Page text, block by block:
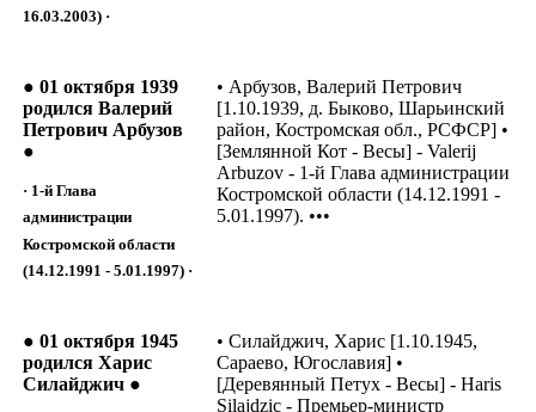
16.03.2003) ·
● 01 октября 1939
родился Валерий
Петрович Арбузов
●
· 1-й Глава
администрации
Костромской области
(14.12.1991 - 5.01.1997) ·
• Арбузов, Валерий Петрович
[1.10.1939, д. Быково, Шарьинский
район, Костромская обл., РСФСР] •
[Землянной Кот - Весы] - Valerij
Arbuzov - 1-й Глава администрации
Костромской области (14.12.1991 -
5.01.1997). •••
● 01 октября 1945
родился Харис
Силайджич ●
• Силайджич, Харис [1.10.1945,
Сараево, Югославия] •
[Деревянный Петух - Весы] - Haris
Silajdzic - Премьер-министр